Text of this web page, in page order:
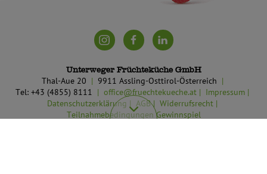
Unterweger Früchteküche GmbH
Thal-Aue 20
9911 Assling-Osttirol-Österreich
Tel: +43 (4855) 8111
office@fruechtekueche.at
Impressum
Datenschutzerklärung
AGB
Widerrufsrecht
Teilnahmebedingungen Gewinnspiel